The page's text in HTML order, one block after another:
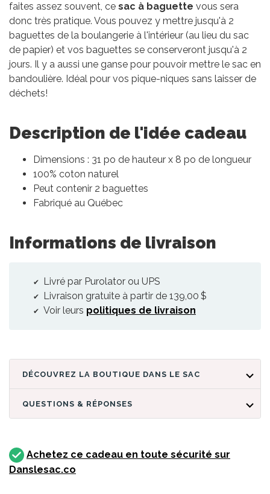
faites assez souvent, ce sac à baguette vous sera
donc très pratique. Vous pouvez y mettre jusqu'à 2
baguettes de la boulangerie à l'intérieur (au lieu du sac
de papier) et vos baguettes se conserveront jusqu'à 2
jours. Il y a aussi une ganse pour pouvoir mettre le sac en
bandoulière. Idéal pour vos pique-niques sans laisser de
déchets!
Description de l'idée cadeau
Dimensions : 31 po de hauteur x 8 po de longueur
100% coton naturel
Peut contenir 2 baguettes
Fabriqué au Québec
Informations de livraison
Livré par Purolator ou UPS
Livraison gratuite à partir de 139,00 $
Voir leurs politiques de livraison
DÉCOUVREZ LA BOUTIQUE DANS LE SAC
QUESTIONS & RÉPONSES
Achetez ce cadeau en toute sécurité sur
Danslesac.co